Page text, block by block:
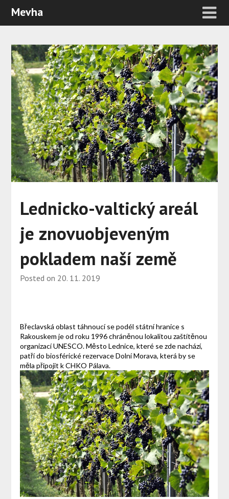
Mevha
Lednicko-valtický areál
je znovuobjeveným
pokladem naší země
Posted on 20. 11. 2019
Břeclavská oblast táhnoucí se podél státní hranice s
Rakouskem je od roku 1996 chráněnou lokalitou zaštítěnou
organizací UNESCO. Město Lednice, které se zde nachází,
patří do biosférické rezervace Dolní Morava, která by se
měla připojit k CHKO Pálava.